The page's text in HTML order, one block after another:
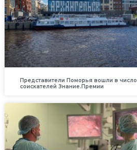
Представители Поморья вошли в число
соискателей Знание.Премии